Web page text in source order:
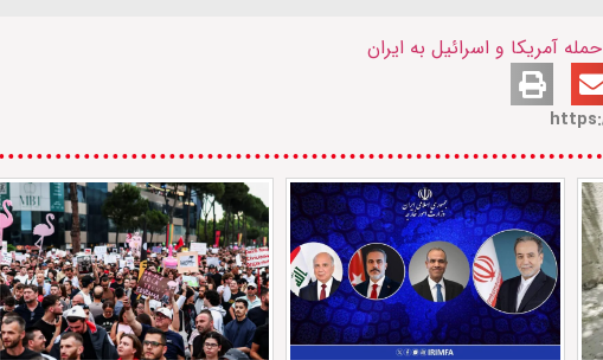
حمله آمریکا و اسرائیل به ایران